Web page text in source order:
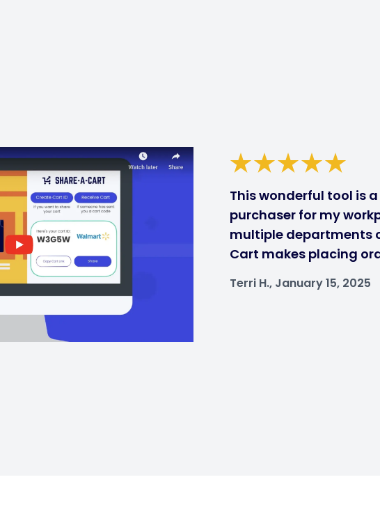
This wonderful tool is
purchaser for my
multiple departments
Cart makes placing
Terri H., January 15, 2025